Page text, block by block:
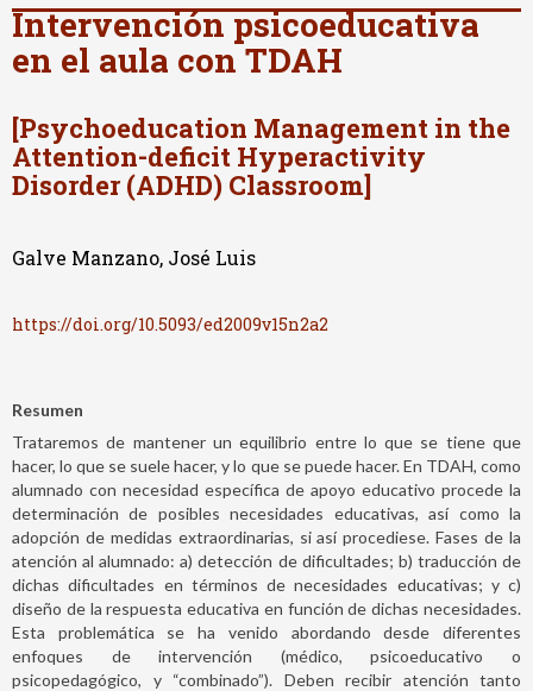
Intervención psicoeducativa
en el aula con TDAH
[Psychoeducation Management in the
Attention-deficit Hyperactivity
Disorder (ADHD) Classroom]
Galve Manzano, José Luis
https://doi.org/10.5093/ed2009v15n2a2
Resumen
Trataremos de mantener un equilibrio entre lo que se tiene que
hacer, lo que se suele hacer, y lo que se puede hacer. En TDAH, como
alumnado con necesidad específica de apoyo educativo procede la
determinación de posibles necesidades educativas, así como la
adopción de medidas extraordinarias, si así procediese. Fases de la
atención al alumnado: a) detección de dificultades; b) traducción de
dichas dificultades en términos de necesidades educativas; y c)
diseño de la respuesta educativa en función de dichas necesidades.
Esta problemática se ha venido abordando desde diferentes
enfoques de intervención (médico, psicoeducativo o
psicopedagógico, y “combinado”). Deben recibir atención tanto